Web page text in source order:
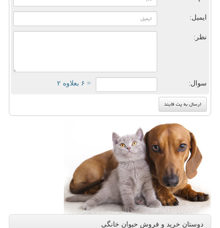
ایمیل:
نظر:
سوال: = ۶ بعلاوه ۲
دوستان خرید و فروش حیوان خانگی